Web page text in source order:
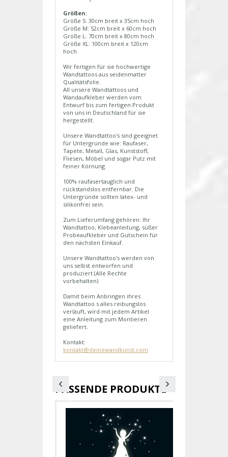
Größen:
Größe S: 30cm breit x 35cm hoch
Größe M: 52cm breit x 60cm hoch
Größe L: 70cm breit x 80cm hoch
Größe XL: 100cm breit x 120cm
hoch
Wir fertigen für sie hochwertige
Wandtattoos aus seidenmatter
Qualitätsfolie.
All unsere Wandtattoos und
Wandaufkleber werden vom
Entwurf bis zum fertigen Produkt
von uns in Deutschland für sie
hergestellt.
Unsere Wandtattoo's sind geeignet
für Untergründe wie: Raufaser,
Tapete, Metall, Glas, Kunststoff,
Fliesen, Möbel und sogar Putz mit
feiner Körnung.
100% raufasertauglich und
rückstandslos entfernbar. Die
Untergründe sollten latex- und
silikonfrei sein.
Zum Lieferumfang gehören: Ihr
Wandtattoo, Klebeanleitung, süßer
Probeaufkleber und Gutschein für
den nächsten Einkauf.
Unsere Wandtattoo's werden von
uns selbst entworfen und
produziert.(Alle Rechte
vorbehalten)
Damit beim Anbringen ihres
Wandtattoo s alles reibungslos
verläuft, wird mit jedem Artikel
eine Anleitung zum Montieren
geliefert.
Kontakt:
kontakt@deinewandkunst.com
PASSENDE PRODUKTE